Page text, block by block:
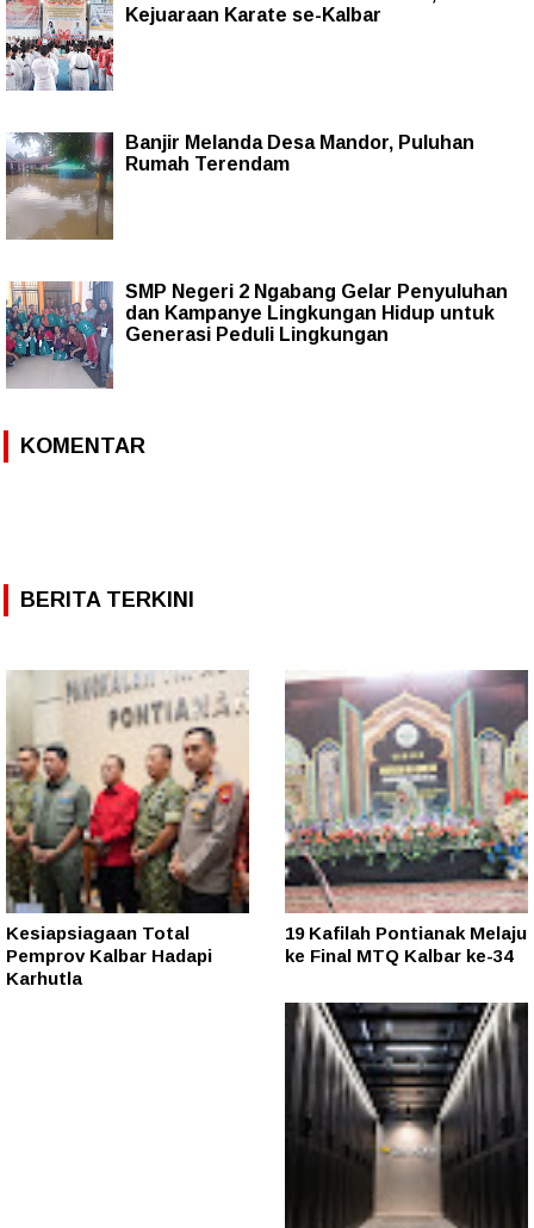
Kejuaraan Karate se-Kalbar
Banjir Melanda Desa Mandor, Puluhan
Rumah Terendam
SMP Negeri 2 Ngabang Gelar Penyuluhan
dan Kampanye Lingkungan Hidup untuk
Generasi Peduli Lingkungan
KOMENTAR
BERITA TERKINI
Kesiapsiagaan Total
Pemprov Kalbar Hadapi
Karhutla
19 Kafilah Pontianak Melaju
ke Final MTQ Kalbar ke-34